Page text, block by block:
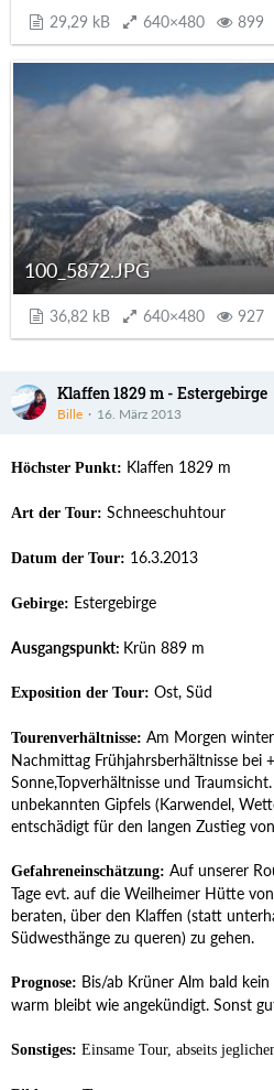
29,29 kB 640×480 899
100_5872.JPG
36,82 kB 640×480 927
Klaffen 1829 m - Estergebirge
Bille 16. März 2013
Höchster Punkt: Klaffen 1829 m
Art der Tour: Schneeschuhtour
Datum der Tour: 16.3.2013
Gebirge: Estergebirge
Ausgangspunkt: Krün 889 m
Exposition der Tour: Ost, Süd
Tourenverhältnisse: Am Morgen
Nachmittag Frühjahrsberhältnisse bei
Sonne,Topverhältnisse und
unbekannten Gipfels (Karwendel,
entschädigt für den langen Zustieg
Gefahreneinschätzung: Auf unserer
Tage evt. auf die Weilheimer Hütte
beraten, über den Klaffen (statt
Südwesthänge zu queren) zu gehen.
Prognose: Bis/ab Krüner Alm bald
warm bleibt wie angekündigt. Sonst
Sonstiges: Einsame Tour, abseits